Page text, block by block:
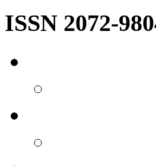
ISSN 2072-